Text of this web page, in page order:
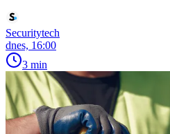
Securitytech
dnes, 16:00
3 min